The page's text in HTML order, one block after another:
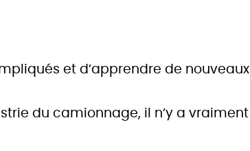
et d’apprendre de nouveaux
du camionnage, il n’y a vraiment